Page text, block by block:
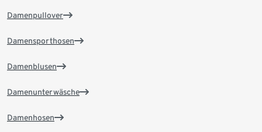
Damenpullover
Damensporthosen
Damenblusen
Damenunterwäsche
Damenhosen